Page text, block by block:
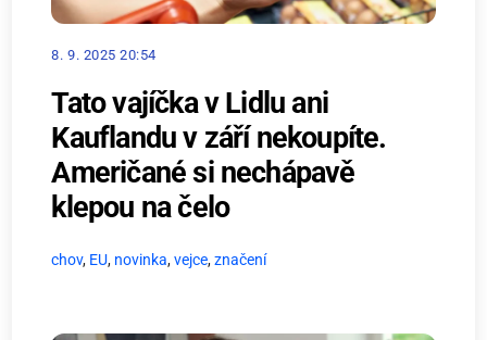
8. 9. 2025 20:54
Tato vajíčka v Lidlu ani
Kauflandu v září nekoupíte.
Američané si nechápavě
klepou na čelo
chov, EU, novinka,vejce,značení